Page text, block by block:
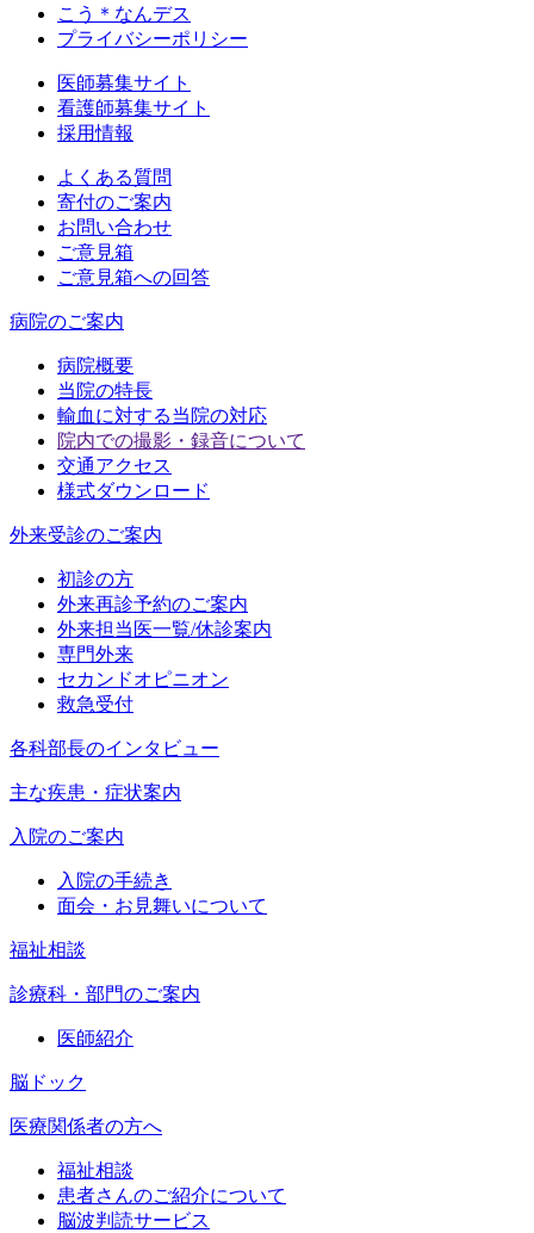
こう＊なんデス
プライバシーポリシー
医師募集サイト
看護師募集サイト
採用情報
よくある質問
寄付のご案内
お問い合わせ
ご意見箱
ご意見箱への回答
病院のご案内
病院概要
当院の特長
輸血に対する当院の対応
院内での撮影・録音について
交通アクセス
様式ダウンロード
外来受診のご案内
初診の方
外来再診予約のご案内
外来担当医一覧/休診案内
専門外来
セカンドオピニオン
救急受付
各科部長のインタビュー
主な疾患・症状案内
入院のご案内
入院の手続き
面会・お見舞いについて
福祉相談
診療科・部門のご案内
医師紹介
脳ドック
医療関係者の方へ
福祉相談
患者さんのご紹介について
脳波判読サービス